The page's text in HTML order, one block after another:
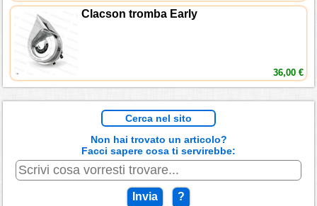
Clacson tromba Early
36,00 €
Cerca nel sito
Non hai trovato un articolo?
Facci sapere cosa ti servirebbe:
Invia ?